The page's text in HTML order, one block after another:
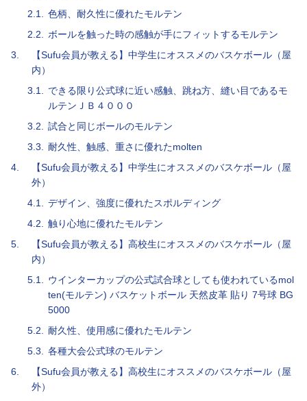
2.1.
色柄、耐久性に優れたモルテン
2.2.
ボールを触った時の感触が手にフィットするモルテン
3.
【Sufu会員が教える】中学生にオススメのバスケボール（屋
内）
3.1.
できる限り公式球に近い感触、跳ね方、縫い目であるモ
ルテンＪＢ４０００
3.2.
試合と同じボールのモルテン
3.3.
耐久性、触感、重さに優れたmolten
4.
【Sufu会員が教える】中学生にオススメのバスケボール（屋
外）
4.1.
デザイン、強度に優れたスポルディング
4.2.
触り心地に優れたモルテン
5.
【Sufu会員が教える】高校生にオススメのバスケボール（屋
内）
5.1.
ウインターカップの公式試合球としても使われているmol
ten(モルテン) バスケットボール 天然皮革 貼り 7号球 BG
5000
5.2.
耐久性、使用感に優れたモルテン
5.3.
各種大会公式球のモルテン
6.
【Sufu会員が教える】高校生にオススメのバスケボール（屋
外）